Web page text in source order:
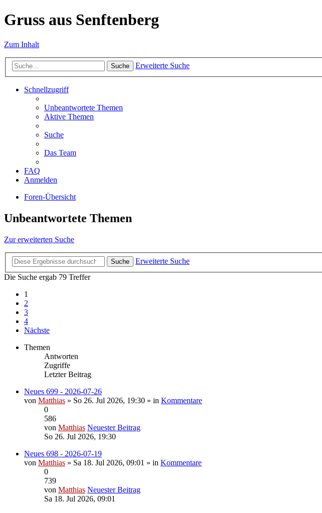
Gruss aus Senftenberg
Zum Inhalt
Suche Erweiterte Suche
Schnellzugriff
Unbeantwortete Themen
Aktive Themen
Suche
Das Team
FAQ
Anmelden
Foren-Übersicht
Unbeantwortete Themen
Zur erweiterten Suche
Suche
Erweiterte Suche
Die Suche ergab 79 Treffer
1
2
3
4
Nächste
Themen
Antworten
Zugriffe
Letzter Beitrag
Neues 699 - 2026-07-26
von Matthias » So 26. Jul 2026, 19:30 » in Kommentare
0
586
von Matthias Neuester Beitrag
So 26. Jul 2026, 19:30
Neues 698 - 2026-07-19
von Matthias » Sa 18. Jul 2026, 09:01 » in Kommentare
0
739
von Matthias Neuester Beitrag
Sa 18. Jul 2026, 09:01